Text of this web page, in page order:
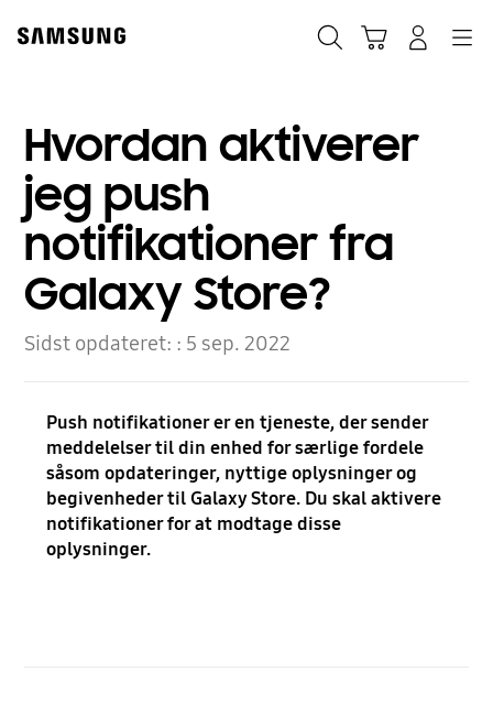
content
Hvordan aktiverer
jeg push
notifikationer fra
Galaxy Store?
Sidst opdateret: : 5 sep. 2022
Push notifikationer er en tjeneste, der sender
meddelelser til din enhed for særlige fordele
såsom opdateringer, nyttige oplysninger og
begivenheder til Galaxy Store. Du skal aktivere
notifikationer for at modtage disse
oplysninger.